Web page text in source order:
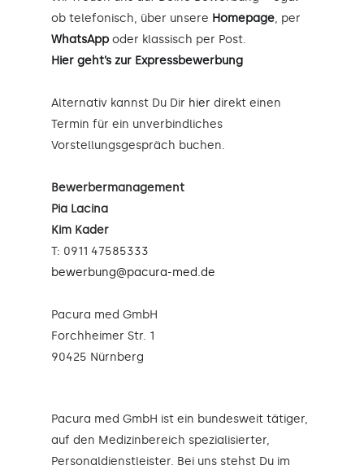
ob telefonisch, über unsere Homepage, per
WhatsApp oder klassisch per Post.
Hier geht’s zur Expressbewerbung
Alternativ kannst Du Dir hier direkt einen
Termin für ein unverbindliches
Vorstellungsgespräch buchen.
Bewerbermanagement
Pia Lacina
Kim Kader
T: 0911 47585333
bewerbung@pacura-med.de
Pacura med GmbH
Forchheimer Str. 1
90425 Nürnberg
Pacura med GmbH ist ein bundesweit tätiger,
auf den Medizinbereich spezialisierter,
Personaldienstleister. Bei uns stehst Du im